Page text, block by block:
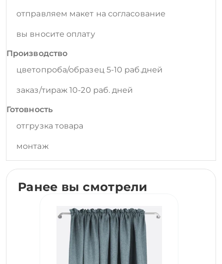
отправляем макет на согласование
вы вносите оплату
Производство
цветопроба/образец 5-10 раб.дней
заказ/тираж 10-20 раб. дней
Готовность
отгрузка товара
монтаж
Ранее вы смотрели